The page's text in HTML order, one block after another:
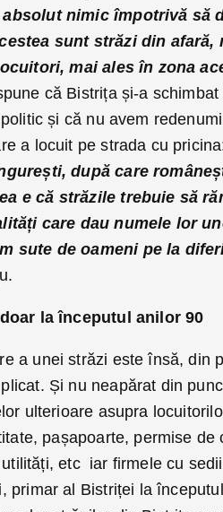
nimic împotrivă să
sunt străzi din
mai ales în zona
că Bistrița și-a
și că nu avem
a locuit pe strada cu
după care
e că străzile trebuie să
care dau numele lor
sute de oameni pe la
la începutul anilor 90
a unei străzi este însă, din
Și nu neapărat din
ulterioare asupra
pașapoarte, permise de
etc iar firmele cu
, primar al Bistriței la